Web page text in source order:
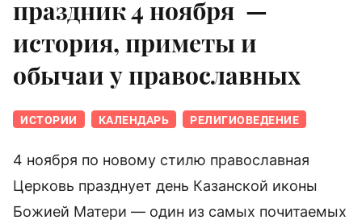
праздник 4 ноября —
история, приметы и
обычаи у православных
ИСТОРИИ КАЛЕНДАРЬ РЕЛИГИОВЕДЕНИЕ
4 ноября по новому стилю православная
Церковь празднует день Казанской иконы
Божией Матери — один из самых почитаемых